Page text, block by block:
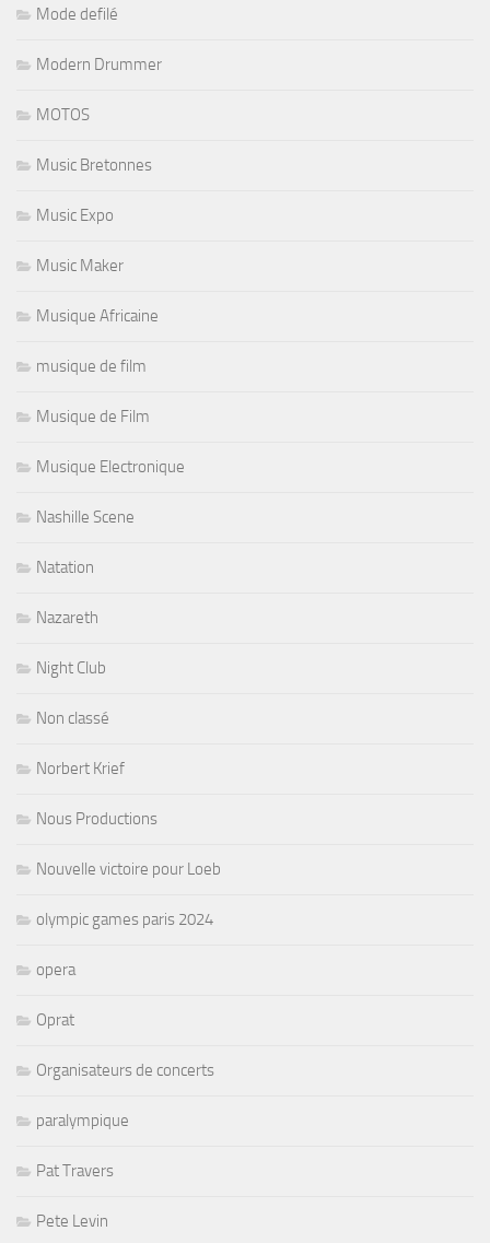
Mode defilé
Modern Drummer
MOTOS
Music Bretonnes
Music Expo
Music Maker
Musique Africaine
musique de film
Musique de Film
Musique Electronique
Nashille Scene
Natation
Nazareth
Night Club
Non classé
Norbert Krief
Nous Productions
Nouvelle victoire pour Loeb
olympic games paris 2024
opera
Oprat
Organisateurs de concerts
paralympique
Pat Travers
Pete Levin